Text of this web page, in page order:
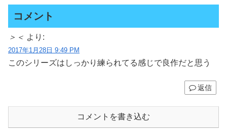
コメント
＞＜ より:
2017年1月28日 9:49 PM
このシリーズはしっかり練られてる感じで良作だと思う
返信
コメントを書き込む